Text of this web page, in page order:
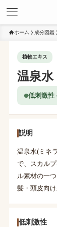
ホーム 成分図鑑
植物エキス
温泉水
低刺激性
説明
温泉水(ミネ
で、スカル
ル素材の一
髪・頭皮向
低刺激性